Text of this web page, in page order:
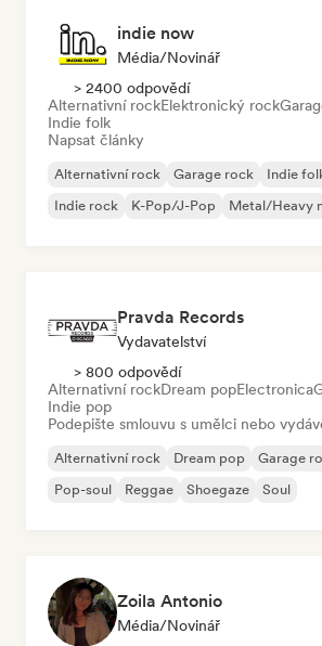
indie now
Média/novinář
> 2400 odpovědí
Alternativní rockElektronický rock
Indie folk
Napsat články
Alternativní rock Garage rock Indie
Indie rock
K-Pop/J-Pop Metal/Heavy
Pravda Records
Vydavatelství
> 800 odpovědí
Alternativní rockDream popElectronica
Indie pop
Podepište smlouvu s umělci nebo
Alternativní rock Dream pop Garage
Pop-soul
Reggae Shoegaze Soul
Zoila Antonio
Média/novinář